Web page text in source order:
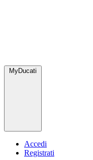
MyDucati
Accedi
Registrati